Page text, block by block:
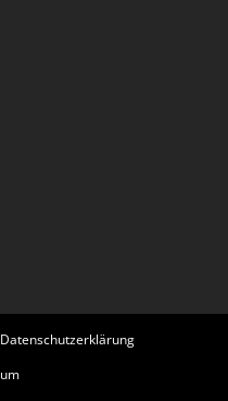
Datenschutzerklärung